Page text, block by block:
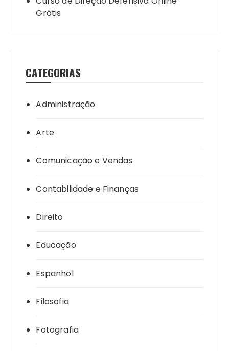
Grátis
CATEGORIAS
Administração
Arte
Comunicação e Vendas
Contabilidade e Finanças
Direito
Educação
Espanhol
Filosofia
Fotografia